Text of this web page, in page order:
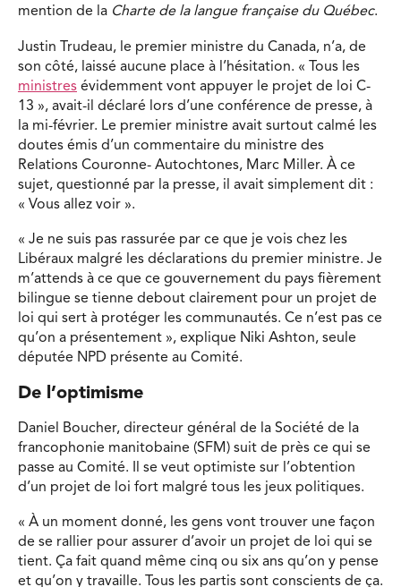
mention de la Charte de la langue française du Québec.
Justin Trudeau, le premier ministre du Canada, n’a, de
son côté, laissé aucune place à l’hésitation. « Tous les
ministres évidemment vont appuyer le projet de loi C-
13 », avait-il déclaré lors d’une conférence de presse, à
la mi-février. Le premier ministre avait surtout calmé les
doutes émis d’un commentaire du ministre des
Relations Couronne- Autochtones, Marc Miller. À ce
sujet, questionné par la presse, il avait simplement dit :
« Vous allez voir ».
« Je ne suis pas rassurée par ce que je vois chez les
Libéraux malgré les déclarations du premier ministre. Je
m’attends à ce que ce gouvernement du pays fièrement
bilingue se tienne debout clairement pour un projet de
loi qui sert à protéger les communautés. Ce n’est pas ce
qu’on a présentement », explique Niki Ashton, seule
députée NPD présente au Comité.
De l’optimisme
Daniel Boucher, directeur général de la Société de la
francophonie manitobaine (SFM) suit de près ce qui se
passe au Comité. Il se veut optimiste sur l’obtention
d’un projet de loi fort malgré tous les jeux politiques.
« À un moment donné, les gens vont trouver une façon
de se rallier pour assurer d’avoir un projet de loi qui se
tient. Ça fait quand même cinq ou six ans qu’on y pense
et qu’on y travaille. Tous les partis sont conscients de ça.